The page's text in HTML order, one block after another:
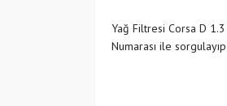
Yağ Filtresi Corsa D 1.3
Numarası ile